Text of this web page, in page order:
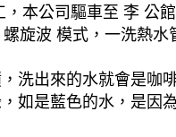
本公司驅車至 李 公
旋波 模式，一洗熱
洗出來的水就會是
如是藍色的水，是